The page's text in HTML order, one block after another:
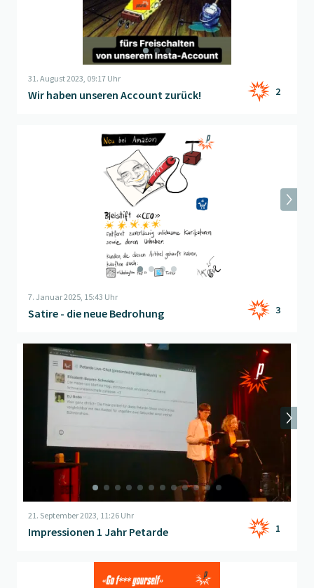
31. August 2023, 09:17 Uhr
Wir haben unseren Account zurück! 2
Satire - die neue Bedrohung " öffnen
7. Januar 2025, 15:43 Uhr
Satire - die neue Bedrohung 3
Beitrag "Impressionen 1 Jahr Petarde
21. September 2023, 11:26 Uhr
Impressionen 1 Jahr Petarde 1